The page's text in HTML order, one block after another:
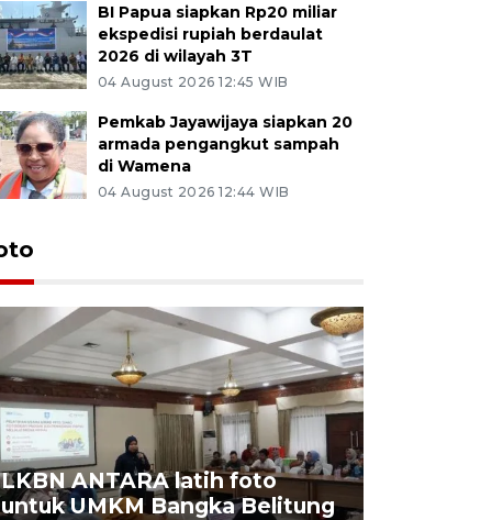
BI Papua siapkan Rp20 miliar
ekspedisi rupiah berdaulat
2026 di wilayah 3T
04 August 2026 12:45 WIB
Pemkab Jayawijaya siapkan 20
armada pengangkut sampah
di Wamena
04 August 2026 12:44 WIB
LKBN ANTARA latih foto
untuk UMKM Bangka Belitung